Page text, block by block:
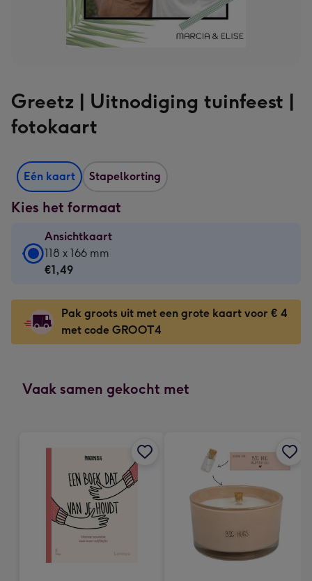
Greetz | Uitnodiging tuinfeest |
fotokaart
Eén kaart Stapelkorting
Kies het formaat
Ansichtkaart
Ansichtkaart
-
-
118
x
-
118 x 166 mm
€1,49
Pak groots uit met een grote kaart voor € 4
met code GROOT4
Vaak samen gekocht met